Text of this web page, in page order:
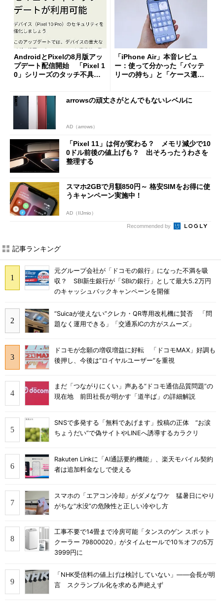
AndroidとPixelの8月版アッ
プデート配信開始 「Pixel 1
0」シリーズのタッチ不具合
「iPhone Air」本音レビュ
ー：使って分かった「バッテ
リーの持ち」と「ケース選
arrowsの頑丈さがとんでもないレベルに
AD（arrows）
「Pixel 11」は何が変わる？ メモリ減少で10
0ドル前後の値上げも？ 出そろったうわさを
整理する
スマホ2GBで月額850円～ 格安SIMをお得に使
うキャンペーン実施中！
AD（IIJmio）
Recommended by
記事ランキング
元グループ会社が「ドコモの銀行」になった不満を吸
収？ SBI新生銀行が「SBIの銀行」として最大5.2万円
のキャッシュバックキャンペーンを開催
“Suicaが使えない”クレカ・QR専用改札機に賛否 「問
題なく運用できる」「交通系ICの方がスムーズ」
ドコモが念願の増収増益に好転 「ドコモMAX」好調も
後押し、今後は“ロイヤルユーザー”を重視
まだ「つながりにくい」声ある“ドコモ通信品質問題”の
現在地 前田社長が明かす「道半ば」の詳細解説
SNSで多発する「無料であげます」投稿の正体 “お涙
ちょうだい”で偽サイトやLINEへ誘導するカラクリ
Rakuten Linkに「AI通話要約機能」、楽天モバイル契約
者は追加料金なしで使える
スマホの「エアコン冷却」がダメなワケ 猛暑日にやり
がちな“水没”の危険性と正しい冷やし方
工事不要で14畳まで冷房可能「タンスのゲン スポット
クーラー 79800020」がタイムセールで10％オフの5万
3999円に
「NHK受信料の値上げは検討していない」――会長が明
言 スクランブル化を求める声絶えず